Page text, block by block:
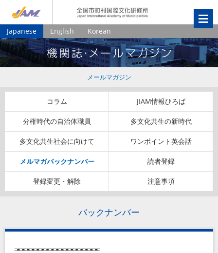
Japanese English Korean
メールマガジン
コラム JIAM情報ひろば
分権時代の自治体職員 多文化共生の新時代
多文化共生社会に向けて ワンポイント英会話
メルマガバックナンバー 読者登録
登録変更・解除 注意事項
バックナンバー
□■□■□■□■□■□■□■□■□■□■□■□■□■□■□■□■□■□